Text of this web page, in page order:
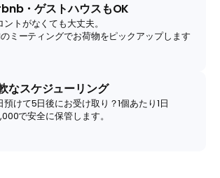
・ゲストハウスもOK
ントがなくても大丈夫。
のミーティングでお荷物をピックアップします
なスケジューリング
預けて5日後にお受け取り？1個あたり1日
で安全に保管します。